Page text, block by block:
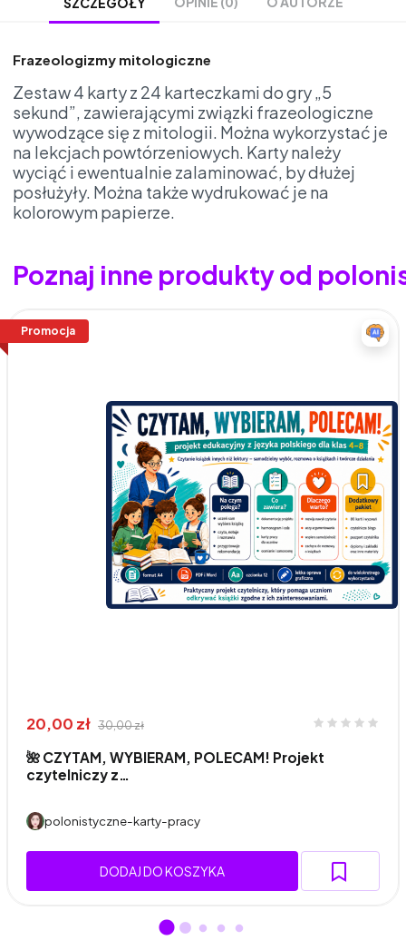
Frazeologizmy mitologiczne
Zestaw 4 karty z 24 karteczkami do gry „5
sekund”, zawierającymi związki frazeologiczne
wywodzące się z mitologii. Można wykorzystać je
na lekcjach powtórzeniowych. Karty należy
wyciąć i ewentualnie zalaminować, by dłużej
posłużyły. Można także wydrukować je na
kolorowym papierze.
Poznaj inne produkty od
Promocja
20,00 zł 30,00 zł
🌺 CZYTAM, WYBIERAM, POLECAM! Projekt
czytelniczy z…
polonistyczne-karty-pracy
DODAJ DO KOSZYKA